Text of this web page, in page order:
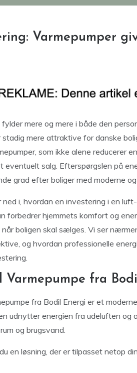
Varmepumper
mere og mere i både den
mere attraktive for danske
som ikke alene reducerer
salg. Efterspørgslen på
grad efter boliger med moderne
i, hvordan en investering i en
forbedrer hjemmets komfort og
boligen skal sælges. Vi ser
og hvordan professionelle
fra
fra Bodil Energi er et
udnytter energien fra udeluften og
og brugsvand.
en løsning, der er tilpasset netop